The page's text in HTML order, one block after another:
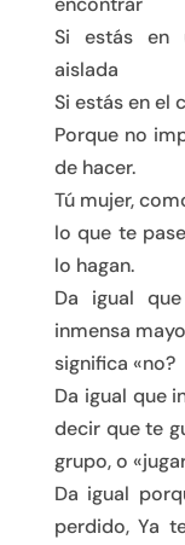
Si estás en
aislada
Si estás en el
Porque no
de hacer.
Tú mujer,
lo que te
lo hagan.
Da igual
inmensa
significa «no?
Da igual que
decir que te
grupo, o
Da igual
perdido, Ya